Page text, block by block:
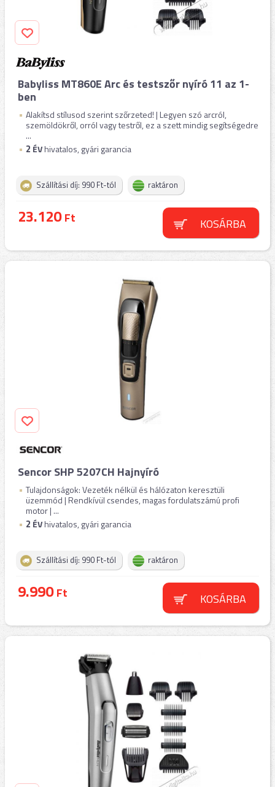
Babyliss MT860E Arc és testszőr nyíró 11 az 1-
ben
Alakítsd stílusod szerint szőrzeted! | Legyen szó arcról,
szemöldökről, orról vagy testről, ez a szett mindig segítségedre
...
2 ÉVhivatalos, gyári garancia
Szállítási díj: 990 Ft-tól raktáron
23.120Ft KOSÁRBA
Sencor SHP 5207CH Hajnyíró
Tulajdonságok: Vezeték nélkül és hálózaton keresztüli
üzemmód | Rendkívül csendes, magas fordulatszámú profi
motor | ...
2 ÉVhivatalos, gyári garancia
Szállítási díj: 990 Ft-tól raktáron
9.990Ft KOSÁRBA